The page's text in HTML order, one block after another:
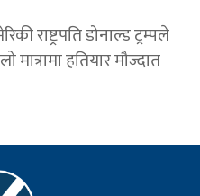
राष्ट्रपति डोनाल्ड ट्रम्पले
हतियार मौज्दात